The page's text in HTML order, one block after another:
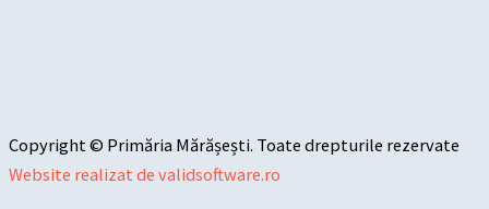
Copyright © Primăria Mărășești. Toate drepturile rezervate
Website realizat de validsoftware.ro